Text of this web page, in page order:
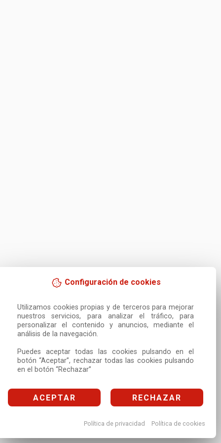
Configuración de cookies
Utilizamos cookies propias y de terceros para mejorar
nuestros servicios, para analizar el tráfico, para
personalizar el contenido y anuncios, mediante el
análisis de la navegación.
Puedes aceptar todas las cookies pulsando en el
botón “Aceptar”, rechazar todas las cookies pulsando
en el botón “Rechazar”
ACEPTAR RECHAZAR
Política de privacidad Política de cookies